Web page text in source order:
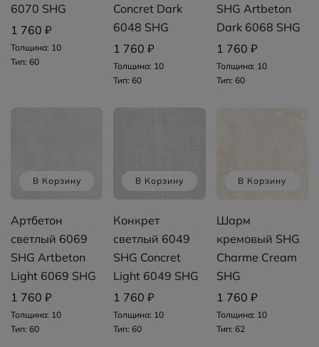
6070 SHG
1 760 ₽
Толщина: 10
Тип: 60
Concret Dark
6048 SHG
1 760 ₽
Толщина: 10
Тип: 60
SHG Artbeton
Dark 6068 SHG
1 760 ₽
Толщина: 10
Тип: 60
В Корзину
Артбетон
светлый 6069
SHG Artbeton
Light 6069 SHG
1 760 ₽
Толщина: 10
Тип: 60
В Корзину
Конкрет
светлый 6049
SHG Concret
Light 6049 SHG
1 760 ₽
Толщина: 10
Тип: 60
В Корзину
Шарм
кремовый SHG
Charme Cream
SHG
1 760 ₽
Толщина: 10
Тип: 62